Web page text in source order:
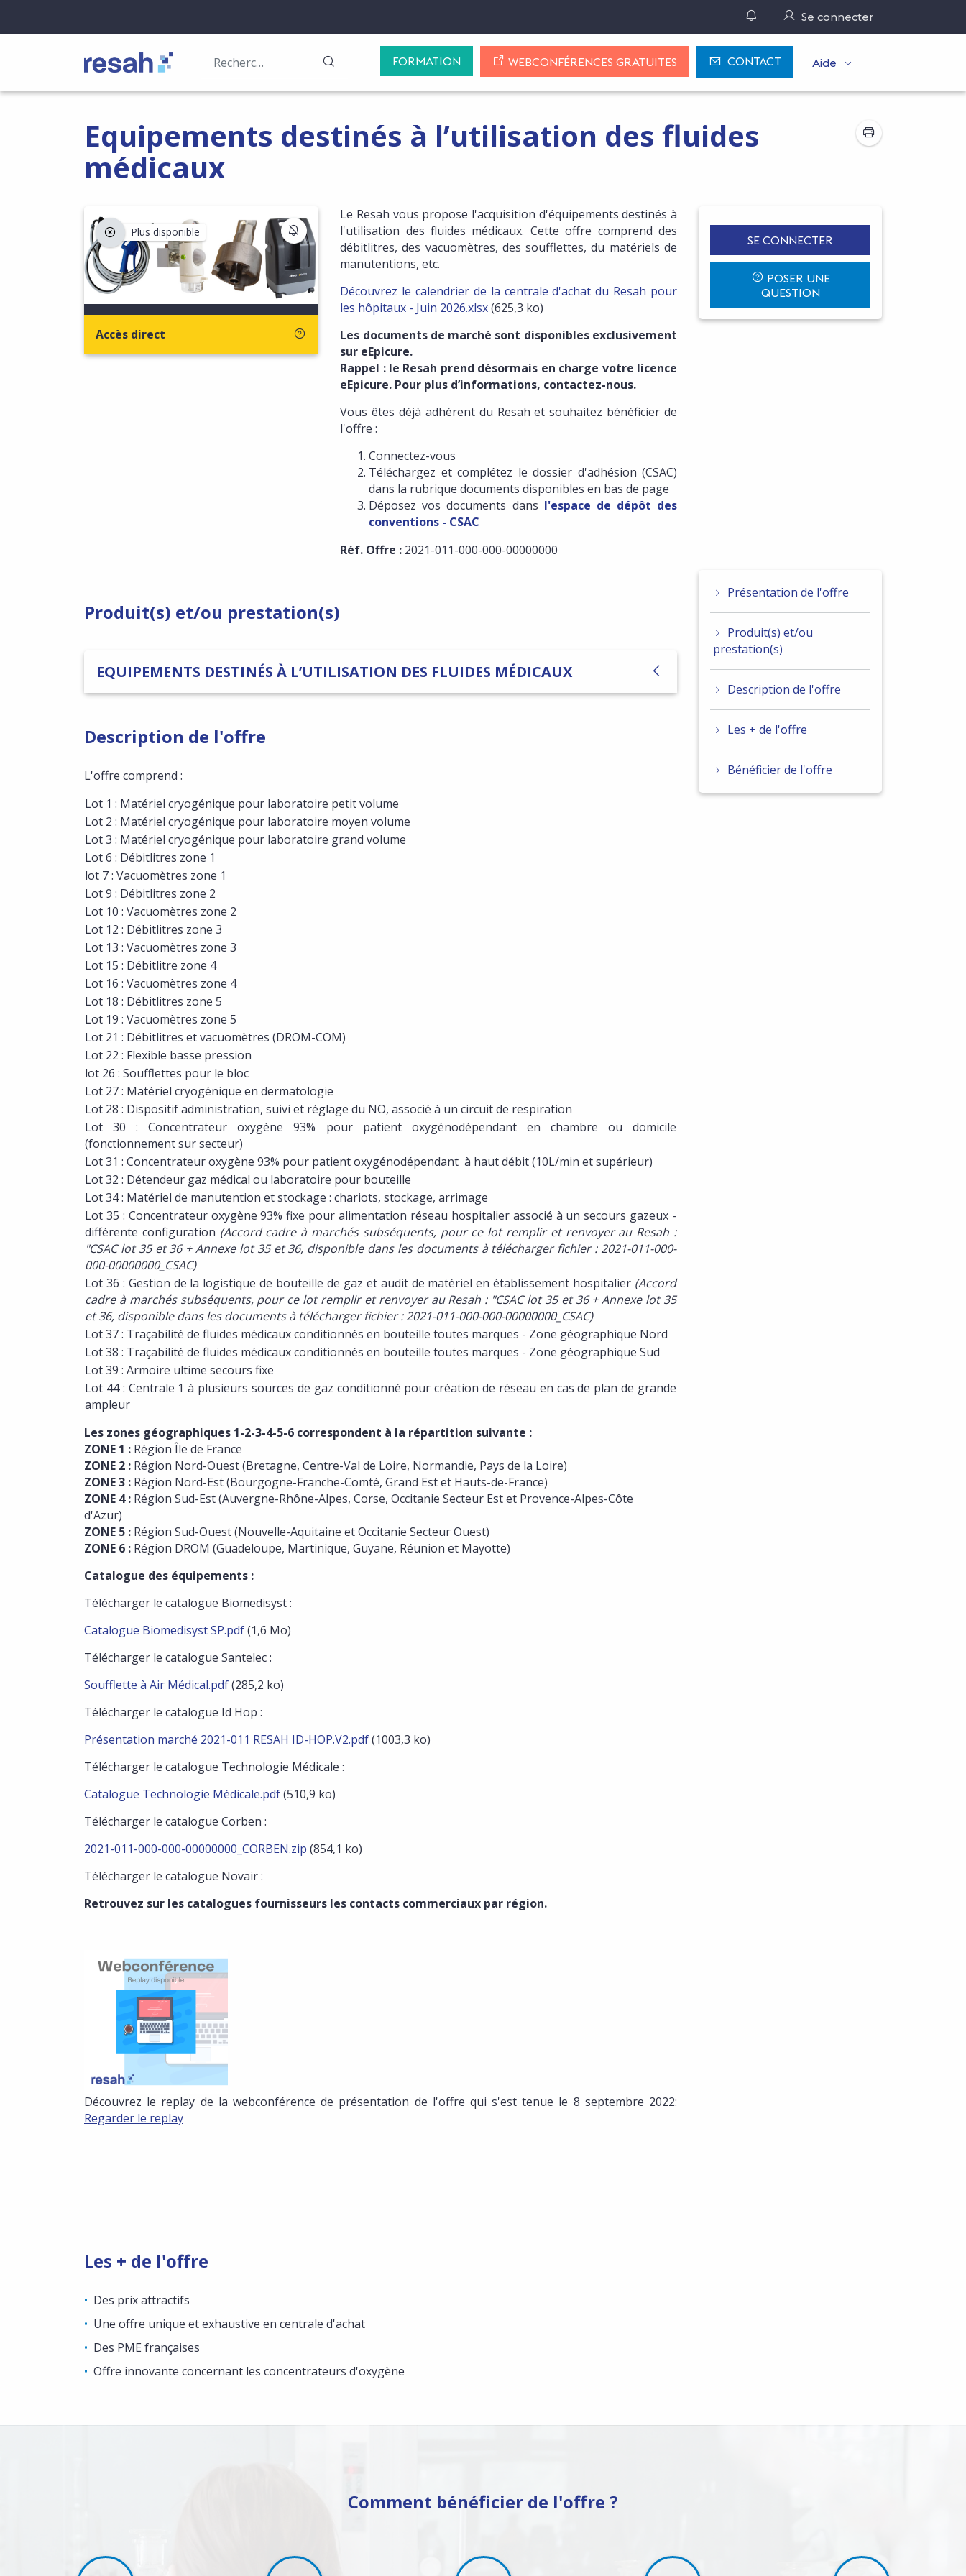
Gérer ses notifications
Se connecter
Logo Resah LANCER LA RECHERCHE
FORMATION WEBCONFÉRENCES GRATUITES CONTACT Aide
Equipements destinés à l’utilisation des fluides
médicaux
Plus disponible S'INSCRIRE AUX MISES À JOUR DE CETTE OFFRE
Accès direct
Le Resah vous propose l'acquisition d'équipements destinés à
l'utilisation des fluides médicaux. Cette offre comprend des
débitlitres, des vacuomètres, des soufflettes, du matériels de
manutentions, etc.
Découvrez le calendrier de la centrale d'achat du Resah pour
les hôpitaux - Juin 2026.xlsx(625,3 ko)
Les documents de marché sont disponibles exclusivement
sur eEpicure.
Rappel : le Resah prend désormais en charge votre licence
eEpicure. Pour plus d’informations, contactez-nous.
Vous êtes déjà adhérent du Resah et souhaitez bénéficier de
l'offre :
Connectez-vous
Téléchargez et complétez le dossier d'adhésion (CSAC)
dans la rubrique documents disponibles en bas de page
Déposez vos documents dans l'espace de dépôt des
conventions - CSAC
Réf. Offre : 2021-011-000-000-00000000
SE CONNECTER
POSER UNE
QUESTION
Produit(s) et/ou prestation(s)
EQUIPEMENTS DESTINÉS À L’UTILISATION DES FLUIDES MÉDICAUX
Description de l'offre
L'offre comprend :
Lot 1 : Matériel cryogénique pour laboratoire petit volume
Lot 2 : Matériel cryogénique pour laboratoire moyen volume
Lot 3 : Matériel cryogénique pour laboratoire grand volume
Lot 6 : Débitlitres zone 1
lot 7 : Vacuomètres zone 1
Lot 9 : Débitlitres zone 2
Lot 10 : Vacuomètres zone 2
Lot 12 : Débitlitres zone 3
Lot 13 : Vacuomètres zone 3
Lot 15 : Débitlitre zone 4
Lot 16 : Vacuomètres zone 4
Lot 18 : Débitlitres zone 5
Lot 19 : Vacuomètres zone 5
Lot 21 : Débitlitres et vacuomètres (DROM-COM)
Lot 22 : Flexible basse pression
lot 26 : Soufflettes pour le bloc
Lot 27 : Matériel cryogénique en dermatologie
Lot 28 : Dispositif administration, suivi et réglage du NO, associé à un circuit de respiration
Lot 30 : Concentrateur oxygène 93% pour patient oxygénodépendant en chambre ou domicile
(fonctionnement sur secteur)
Lot 31 : Concentrateur oxygène 93% pour patient oxygénodépendant à haut débit (10L/min et supérieur)
Lot 32 : Détendeur gaz médical ou laboratoire pour bouteille
Lot 34 : Matériel de manutention et stockage : chariots, stockage, arrimage
Lot 35 : Concentrateur oxygène 93% fixe pour alimentation réseau hospitalier associé à un secours gazeux -
différente configuration (Accord cadre à marchés subséquents, pour ce lot remplir et renvoyer au Resah :
"CSAC lot 35 et 36 + Annexe lot 35 et 36, disponible dans les documents à télécharger fichier : 2021-011-000-
000-00000000_CSAC)
Lot 36 : Gestion de la logistique de bouteille de gaz et audit de matériel en établissement hospitalier (Accord
cadre à marchés subséquents, pour ce lot remplir et renvoyer au Resah : "CSAC lot 35 et 36 + Annexe lot 35
et 36, disponible dans les documents à télécharger fichier : 2021-011-000-000-00000000_CSAC)
Lot 37 : Traçabilité de fluides médicaux conditionnés en bouteille toutes marques - Zone géographique Nord
Lot 38 : Traçabilité de fluides médicaux conditionnés en bouteille toutes marques - Zone géographique Sud
Lot 39 : Armoire ultime secours fixe
Lot 44 : Centrale 1 à plusieurs sources de gaz conditionné pour création de réseau en cas de plan de grande
ampleur
Les zones géographiques 1-2-3-4-5-6 correspondent à la répartition suivante :
ZONE 1 : Région Île de France
ZONE 2 : Région Nord-Ouest (Bretagne, Centre-Val de Loire, Normandie, Pays de la Loire)
ZONE 3 : Région Nord-Est (Bourgogne-Franche-Comté, Grand Est et Hauts-de-France)
ZONE 4 : Région Sud-Est (Auvergne-Rhône-Alpes, Corse, Occitanie Secteur Est et Provence-Alpes-Côte
d'Azur)
ZONE 5 : Région Sud-Ouest (Nouvelle-Aquitaine et Occitanie Secteur Ouest)
ZONE 6 : Région DROM (Guadeloupe, Martinique, Guyane, Réunion et Mayotte)
Catalogue des équipements :
Télécharger le catalogue Biomedisyst :
Catalogue Biomedisyst SP.pdf(1,6 Mo)
Télécharger le catalogue Santelec :
Soufflette à Air Médical.pdf(285,2 ko)
Télécharger le catalogue Id Hop :
Présentation marché 2021-011 RESAH ID-HOP.V2.pdf(1003,3 ko)
Télécharger le catalogue Technologie Médicale :
Catalogue Technologie Médicale.pdf(510,9 ko)
Télécharger le catalogue Corben :
2021-011-000-000-00000000_CORBEN.zip (854,1 ko)
Télécharger le catalogue Novair :
Retrouvez sur les catalogues fournisseurs les contacts commerciaux par région.
Découvrez le replay de la webconférence de présentation de l'offre qui s'est tenue le 8 septembre 2022:
Regarder le replay
Les + de l'offre
Des prix attractifs
Une offre unique et exhaustive en centrale d'achat
Des PME françaises
Offre innovante concernant les concentrateurs d'oxygène
Présentation de l'offre
Produit(s) et/ou
prestation(s)
Description de l'offre
Les + de l'offre
Bénéficier de l'offre
Comment bénéficier de l'offre ?